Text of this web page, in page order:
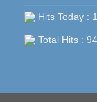
Hits Today :
Total Hits :